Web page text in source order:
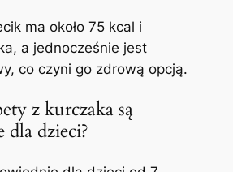
ma około 75 kcal i
a jednocześnie jest
co czyni go zdrową opcją.
z kurczaka są
dla dzieci?